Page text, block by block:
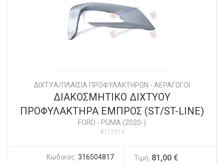
ΔΙΧΤYΑ/ΠΛΑΙΣΙΑ ΠΡΟΦΥΛΑΚΤΗΡΩΝ - ΑΕΡΑΓΩΓΟΙ
ΔΙΑΚΟΣΜΗΤΙΚΟ ΔΙΧΤΥΟΥ
ΠΡΟΦΥΛΑΚΤΗΡΑ ΕΜΠΡΟΣ (ST/ST-LINE)
FORD - PUMA (2020-)
#117319
Κωδικός: 316504817 Τιμή: 81,00 €